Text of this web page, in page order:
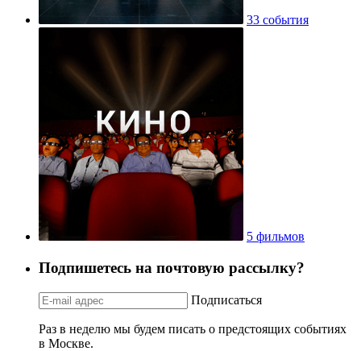
33 события
5 фильмов
Подпишетесь на почтовую рассылку?
Подписаться
Раз в неделю мы будем писать о предстоящих событиях
в Москве.